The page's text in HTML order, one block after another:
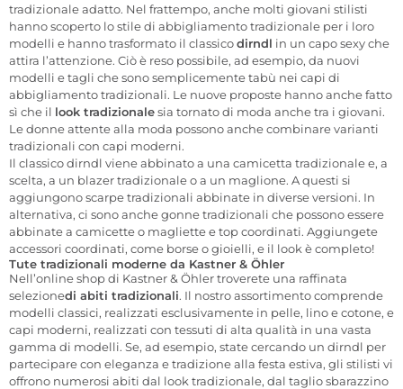
tradizionale adatto. Nel frattempo, anche molti giovani stilisti
hanno scoperto lo stile di abbigliamento tradizionale per i loro
modelli e hanno trasformato il classicodirndl in un capo sexy che
attira l’attenzione. Ciò è reso possibile, ad esempio, da nuovi
modelli e tagli che sono semplicemente tabù nei capi di
abbigliamento tradizionali. Le nuove proposte hanno anche fatto
sì che il look tradizionalesia tornato di moda anche tra i giovani.
Le donne attente alla moda possono anche combinare varianti
tradizionali con capi moderni.
Il classico dirndl viene abbinato a una camicetta tradizionale e, a
scelta, a un blazer tradizionale o a un maglione. A questi si
aggiungono scarpe tradizionali abbinate in diverse versioni. In
alternativa, ci sono anche gonne tradizionali che possono essere
abbinate a camicette o magliette e top coordinati. Aggiungete
accessori coordinati, come borse o gioielli, e il look è completo!
Tute tradizionali moderne da Kastner & Öhler
Nell’online shop di Kastner & Öhler troverete una raffinata
selezionedi abiti tradizionali. Il nostro assortimento comprende
modelli classici, realizzati esclusivamente in pelle, lino e cotone, e
capi moderni, realizzati con tessuti di alta qualità in una vasta
gamma di modelli. Se, ad esempio, state cercando un dirndl per
partecipare con eleganza e tradizione alla festa estiva, gli stilisti vi
offrono numerosi abiti dal look tradizionale, dal taglio sbarazzino